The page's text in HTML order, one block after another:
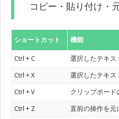
コピー・貼り付け・
ショートカット 機能
Ctrl + C 選択したテキス
Ctrl + X 選択したテキス
Ctrl + V クリップボード
Ctrl + Z 直前の操作を元